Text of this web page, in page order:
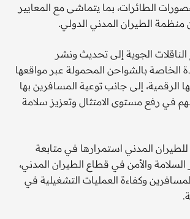
الطائرات، بما يتماشى مع المعايير
منظمة الطيران المدني الدولي.
الجوية إلى تحديث ونشر
الخاصة بالشواحن المحمولة عبر مواقعها
الرقمية، إلى جانب توعية المسافرين بها
في رفع مستوى الامتثال وتعزيز سلامة
للطيران المدني استمرارها في متابعة
والأمن في قطاع الطيران المدني،
وكفاءة العمليات التشغيلية في